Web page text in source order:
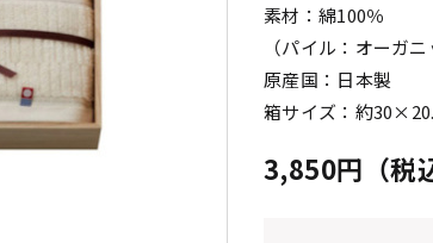
素材：綿100％
（パイル：オーガ
原産国：日本製
箱サイズ：約
3,850円（税